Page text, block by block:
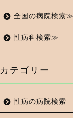
全国の病院検索≫
性病科検索≫
カテゴリー
性病の病院検索